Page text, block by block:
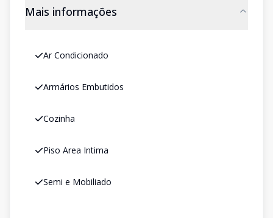
Mais informações
Ar Condicionado
Armários Embutidos
Cozinha
Piso Area Intima
Semi e Mobiliado